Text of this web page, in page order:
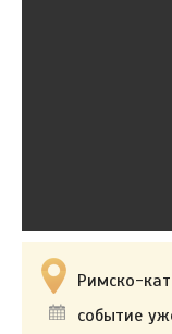
Римско-
событие